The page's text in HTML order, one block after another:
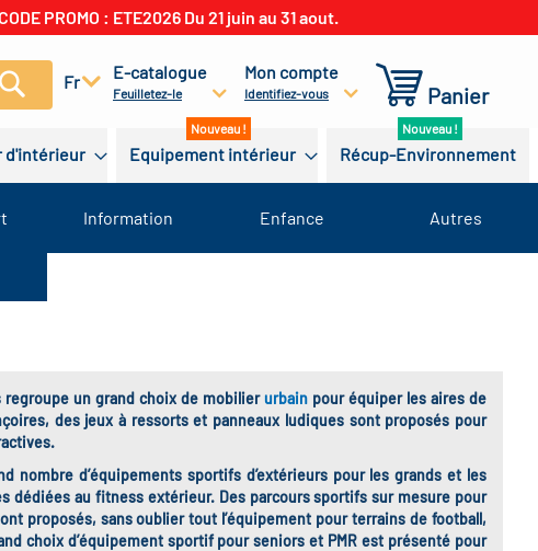
PROMO : ETE2026 Du 21 juin au 31 aout.
Recherchez
Fr E-catalogue
Feuilletez-le
Mon compte
Identifiez-vous Panier
d'intérieur Equipement intérieur Récup-Environnement
Information Enfance Autres
regroupe un grand choix de mobilierurbain pour équiper les aires de
des jeux à ressorts et panneaux ludiques sont proposés pour
nombre d’équipements sportifs d’extérieurs pour les grands et les
dédiées au fitness extérieur. Des parcours sportifs sur mesure pour
proposés, sans oublier tout l’équipement pour terrains de football,
choix d’équipement sportif pour seniors et PMR est présenté pour